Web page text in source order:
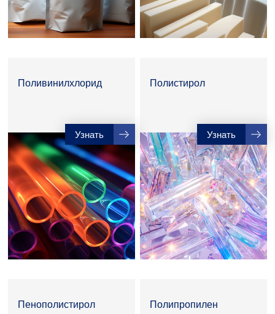
Поливинилхлорид
Узнать
Полистирол
Узнать
Пенополистирол Полипропилен